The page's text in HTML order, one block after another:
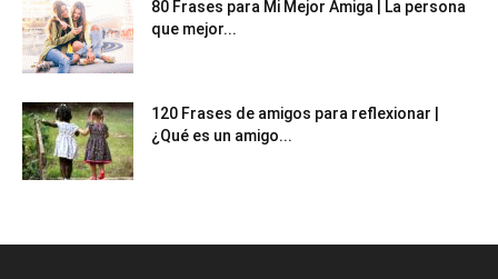
80 Frases para Mi Mejor Amiga | La persona
que mejor...
120 Frases de amigos para reflexionar |
¿Qué es un amigo...